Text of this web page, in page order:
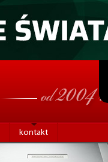
kontakt